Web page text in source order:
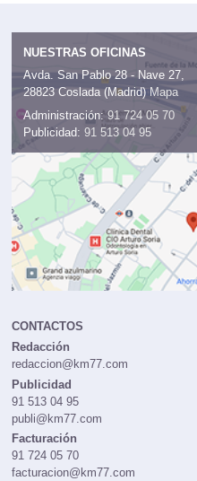
NUESTRAS OFICINAS
Avda. San Pablo 28 - Nave 27,
28823 Coslada (Madrid) Mapa
Administración: 91 724 05 70
Publicidad: 91 513 04 95
CONTACTOS
Redacción
redaccion@km77.com
Publicidad
91 513 04 95
publi@km77.com
Facturación
91 724 05 70
facturacion@km77.com